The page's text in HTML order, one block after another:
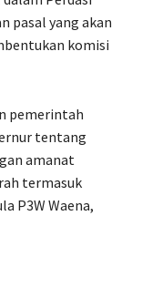
pasal yang akan
komisi
pemerintah
tentang
amanat
termasuk
P3W Waena,